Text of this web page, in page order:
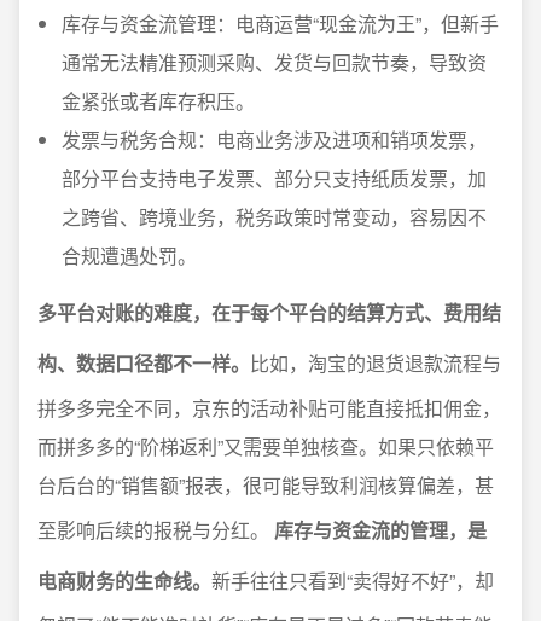
库存与资金流管理：电商运营“现金流为王”，但新手
通常无法精准预测采购、发货与回款节奏，导致资
金紧张或者库存积压。
发票与税务合规：电商业务涉及进项和销项发票，
部分平台支持电子发票、部分只支持纸质发票，加
之跨省、跨境业务，税务政策时常变动，容易因不
合规遭遇处罚。
多平台对账的难度，在于每个平台的结算方式、费用结
构、数据口径都不一样。 比如，淘宝的退货退款流程与
拼多多完全不同，京东的活动补贴可能直接抵扣佣金，
而拼多多的“阶梯返利”又需要单独核查。如果只依赖平
台后台的“销售额”报表，很可能导致利润核算偏差，甚
至影响后续的报税与分红。 库存与资金流的管理，是
电商财务的生命线。 新手往往只看到“卖得好不好”，却